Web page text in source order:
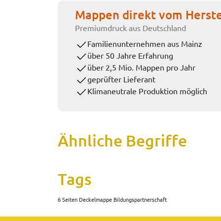
Mappen direkt vom
Premiumdruck aus Deutschland
Familienunternehmen aus Mainz
über 50 Jahre Erfahrung
über 2,5 Mio. Mappen pro Jahr
geprüfter Lieferant
Klimaneutrale Produktion möglich
Ähnliche Begriffe
Tags
6 Seiten Deckelmappe Bildungspartnerschaft